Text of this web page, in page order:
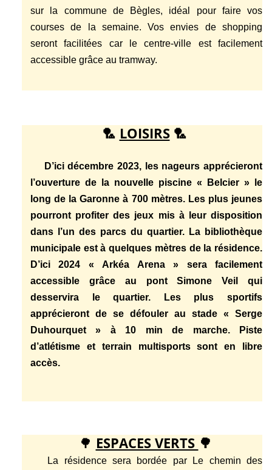
sur la commune de Bègles, idéal pour faire vos
courses de la semaine. Vos envies de shopping
seront facilitées car le centre-ville est facilement
accessible grâce au tramway.
🏸 LOISIRS🏸
D’ici décembre 2023, les nageurs apprécieront
l’ouverture de la nouvelle piscine « Belcier » le
long de la Garonne à 700 mètres. Les plus jeunes
pourront profiter des jeux mis à leur disposition
dans l’un des parcs du quartier. La bibliothèque
municipale est à quelques mètres de la résidence.
D’ici 2024 « Arkéa Arena » sera facilement
accessible grâce au pont Simone Veil qui
desservira le quartier. Les plus sportifs
apprécieront de se défouler au stade « Serge
Duhourquet » à 10 min de marche. Piste
d’atlétisme et terrain multisports sont en libre
accès.
🌳 ESPACES VERTS 🌳
La résidence sera bordée par Le chemin des